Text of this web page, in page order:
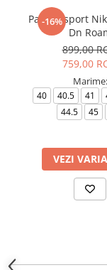
-16%
Pantofi sport
Dn
899,00
759,00
Marime:
40 40.5 41
44.5
45
VEZI